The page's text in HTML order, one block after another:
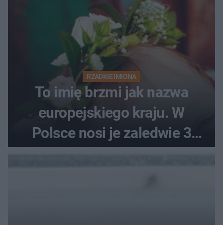
RZADKIE IMIONA
To imię brzmi jak nazwa
europejskiego kraju. W
Polsce nosi je zaledwie 3